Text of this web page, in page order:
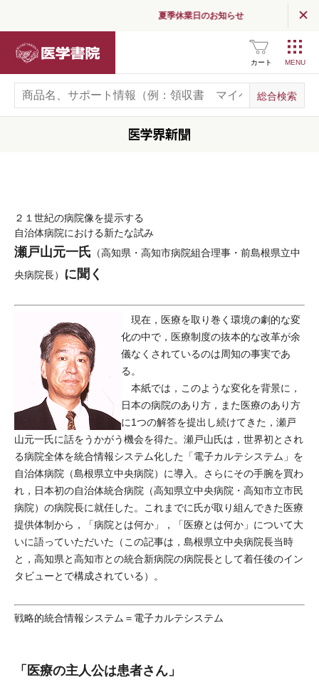
夏季休業日のお知らせ
カート
２１世紀の病院像を提示する
自治体病院における新たな試み
瀬戸山元一氏 （高知県・高知市病院組合理事・前島根県立中
央病院長） に聞く
現在，医療を取り巻く環境の劇的な変
化の中で，医療制度の抜本的な改革が余
儀なくされているのは周知の事実であ
る。
本紙では，このような変化を背景に，
日本の病院のあり方，また医療のあり方
に1つの解答を提出し続けてきた，瀬戸
山元一氏に話をうかがう機会を得た。瀬戸山氏は，世界初とされ
る病院全体を統合情報システム化した「電子カルテシステム」を
自治体病院（島根県立中央病院）に導入。さらにその手腕を買わ
れ，日本初の自治体統合病院（高知県立中央病院・高知市立市民
病院）の病院長に就任した。これまでに氏が取り組んできた医療
提供体制から，「病院とは何か」，「医療とは何か」について大
いに語っていただいた（この記事は，島根県立中央病院長当時
と，高知県と高知市との統合新病院の病院長として着任後のイン
タビューとで構成されている）。
戦略的統合情報システム＝電子カルテシステム
「医療の主人公は患者さん」